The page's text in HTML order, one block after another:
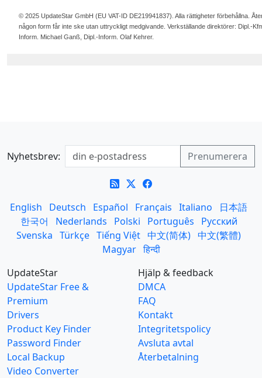
© 2025 UpdateStar GmbH (EU VAT-ID DE219941837). Alla rättigheter förbehållna.
någon form får inte ske utan uttryckligt medgivande. Verkställande direktörer: Dipl.-
Inform. Michael Ganß, Dipl.-Inform. Olaf Kehrer.
Nyhetsbrev:
English Deutsch Español Français Italiano
日本語
한국어
Nederlands Polski Português
Русский
Svenska Türkçe Tiếng Việt 中文(简体) 中文(繁體)
Magyar हिन्दी
UpdateStar
UpdateStar Free &
Premium
Drivers
Product Key Finder
Password Finder
Local Backup
Video Converter
Hjälp & feedback
DMCA
FAQ
Kontakt
Integritetspolicy
Avsluta avtal
Återbetalning